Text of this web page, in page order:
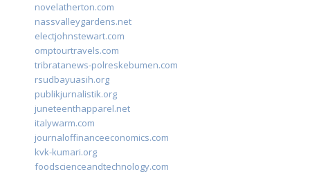
novelatherton.com
nassvalleygardens.net
electjohnstewart.com
omptourtravels.com
tribratanews-polreskebumen.com
rsudbayuasih.org
publikjurnalistik.org
juneteenthapparel.net
italywarm.com
journaloffinanceeconomics.com
kvk-kumari.org
foodscienceandtechnology.com